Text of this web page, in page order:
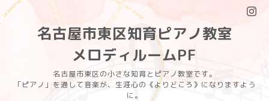
名古屋市東区知育ピアノ教室
メロディルームPF
名古屋市東区の小さな知育とピアノ教室です。
「ピアノ」を通して音楽が、生涯心の《よりどころ》になりますよう
に。